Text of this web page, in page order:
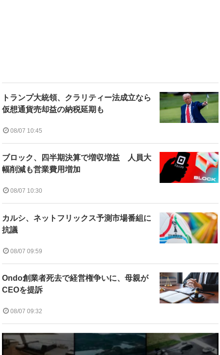
トランプ大統領、クラリティー法成立なら
仮想通貨売却益の納税延期も
08/07 10:45
ブロック、四半期決算で増収増益 人員大
幅削減も営業費用増加
08/07 10:30
カルシ、ネットフリックス予測市場番組に
抗議
08/07 09:59
Ondo創業者死去で経営権争いに、母親が
CEOを提訴
08/07 09:32